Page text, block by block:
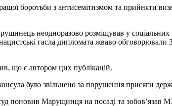
боротьби з антисемітизмом та прийняти
неодноразово розміщував у
гасла дипломата жваво
що є автором цих публікацій.
було звільнено за порушення присяги
поновив Марущинця на посаді та зобов’язав